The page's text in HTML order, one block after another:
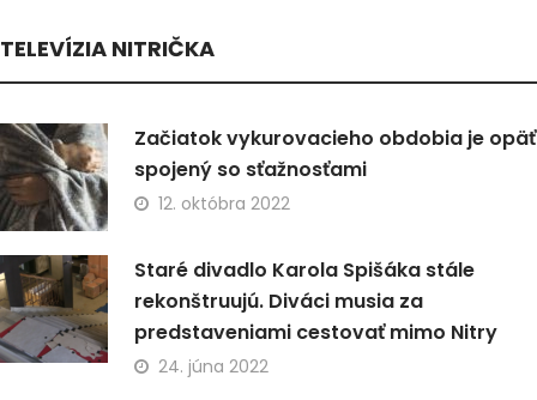
TELEVÍZIA NITRIČKA
Začiatok vykurovacieho obdobia je opäť
spojený so sťažnosťami
12. októbra 2022
Staré divadlo Karola Spišáka stále
rekonštruujú. Diváci musia za
predstaveniami cestovať mimo Nitry
24. júna 2022